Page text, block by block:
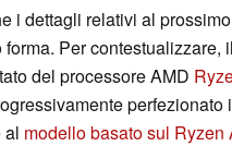
i dettagli relativi al
Per contestualizzare,
del processore AMD
al modello basato sul Ryzen